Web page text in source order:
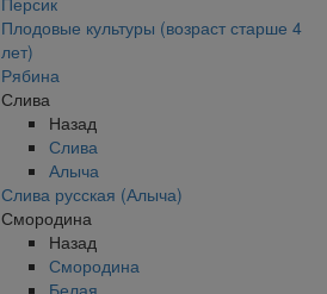
Плодовые культуры (возраст старше 4
лет)
Рябина
Слива
Назад
Слива
Алыча
Слива русская (Алыча)
Смородина
Назад
Смородина
Белая